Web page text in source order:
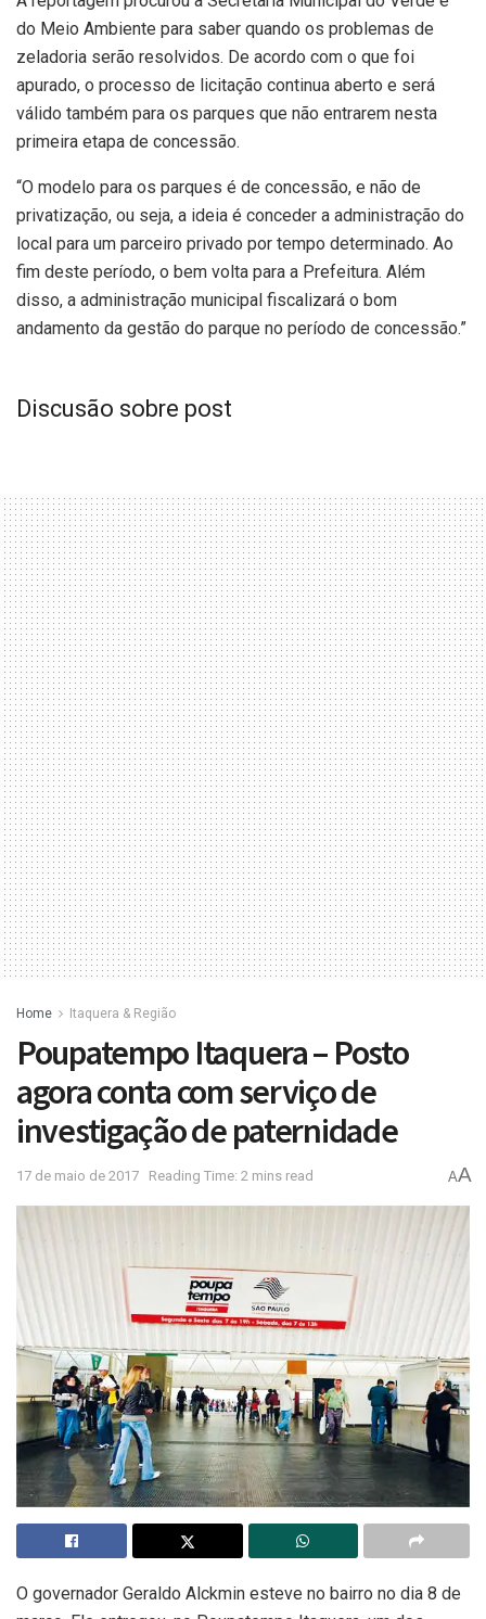
do Meio Ambiente para saber quando os problemas de
zeladoria serão resolvidos. De acordo com o que foi
apurado, o processo de licitação continua aberto e será
válido também para os parques que não entrarem nesta
primeira etapa de concessão.
“O modelo para os parques é de concessão, e não de
privatização, ou seja, a ideia é conceder a administração do
local para um parceiro privado por tempo determinado. Ao
fim deste período, o bem volta para a Prefeitura. Além
disso, a administração municipal fiscalizará o bom
andamento da gestão do parque no período de concessão.”
Discusão sobre post
Home Itaquera & Região
Poupatempo Itaquera – Posto
agora conta com serviço de
investigação de paternidade
17 de maio de 2017 Reading Time: 2 mins read AA
O governador Geraldo Alckmin esteve no bairro no dia 8 de